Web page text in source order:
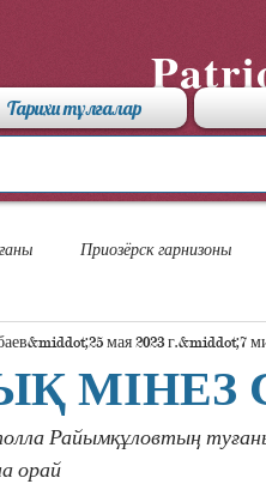
Тарихи тұлғалар
Приозёрск гарнизоны
МІНЕЗ
25 мая 2023 г. 7
Райымқұловтың
орай